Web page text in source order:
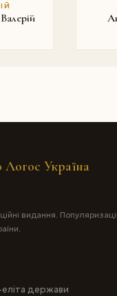
Україна
видання. Популяризація
еліта держави